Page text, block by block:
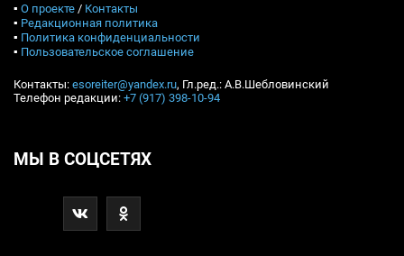
▪ О проекте / Контакты
▪ Редакционная политика
▪ Политика конфиденциальности
▪ Пользовательское соглашение
Контакты: esoreiter@yandex.ru, Гл.ред.: А.В.Шебловинский
Телефон редакции: +7 (917) 398-10-94
МЫ В СОЦСЕТЯХ